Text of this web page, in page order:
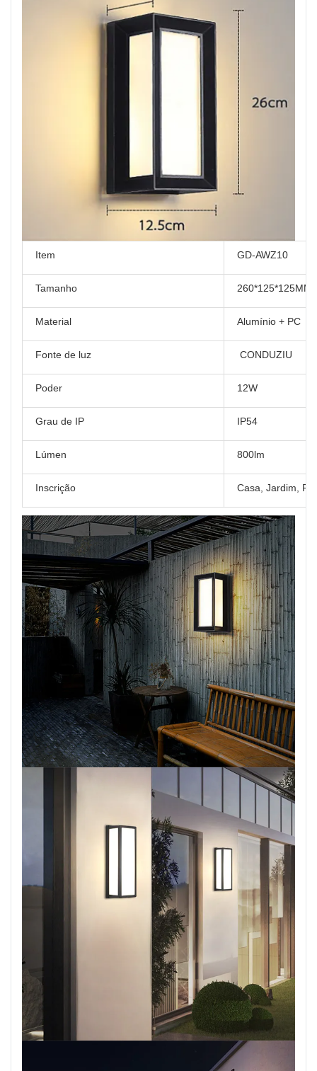
Item GD-AWZ10
Tamanho 260*125*125MM
Material Alumínio + PC
Fonte de luz CONDUZIU
Poder 12W
Grau de IP IP54
Lúmen 800lm
Inscrição Casa, Jardim,